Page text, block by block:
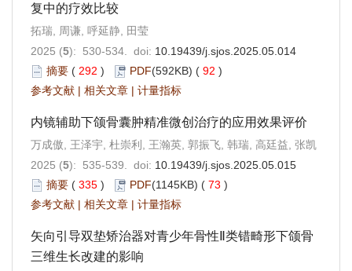
复中的疗效比较
拓瑞, 周谦, 呼延静, 田莹
2025 (5): 530-534. doi: 10.19439/j.sjos.2025.05.014
摘要 ( 292 ) PDF(592KB) ( 92 )
参考文献 | 相关文章 | 计量指标
内镜辅助下颌骨囊肿精准微创治疗的应用效果评价
万成傲, 王泽宇, 杜崇利, 王瀚英, 郭振飞, 韩瑞, 高廷益, 张凯
2025 (5): 535-539. doi: 10.19439/j.sjos.2025.05.015
摘要 ( 335 ) PDF(1145KB) ( 73 )
参考文献 | 相关文章 | 计量指标
矢向引导双垫矫治器对青少年骨性Ⅱ类错畸形下颌骨
三维生长改建的影响